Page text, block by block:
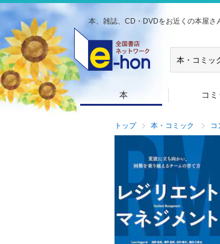
本、雑誌、CD・DVDをお近くの本屋さ
本 コミ
トップ 本・コミック コ